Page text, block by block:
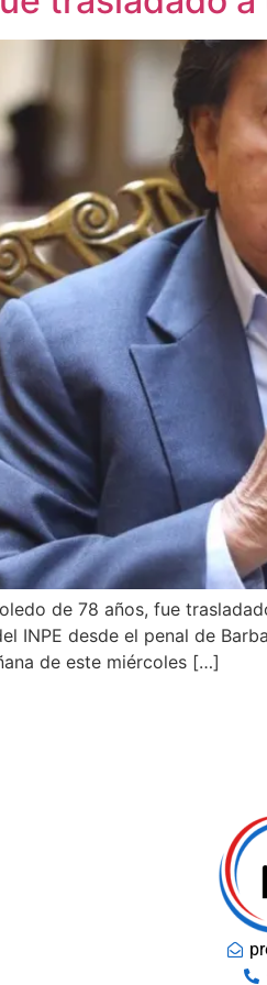
de 78 años, fue
INPE desde el penal de
de este miércoles […]